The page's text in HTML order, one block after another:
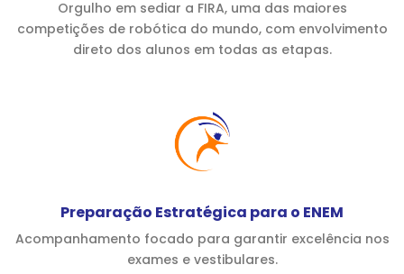
Orgulho em sediar a FIRA, uma das maiores
competições de robótica do mundo, com envolvimento
direto dos alunos em todas as etapas.
Preparação Estratégica para o ENEM
Acompanhamento focado para garantir excelência nos
exames e vestibulares.